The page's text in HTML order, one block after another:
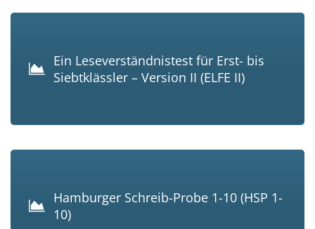
Ein Leseverständnistest für Erst- bis
Siebtklässler – Version II (ELFE II)
Hamburger Schreib-Probe 1-10 (HSP 1-
10)